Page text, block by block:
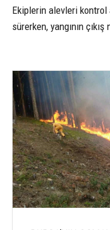
Ekiplerin alevleri kontrol
sürerken, yangının